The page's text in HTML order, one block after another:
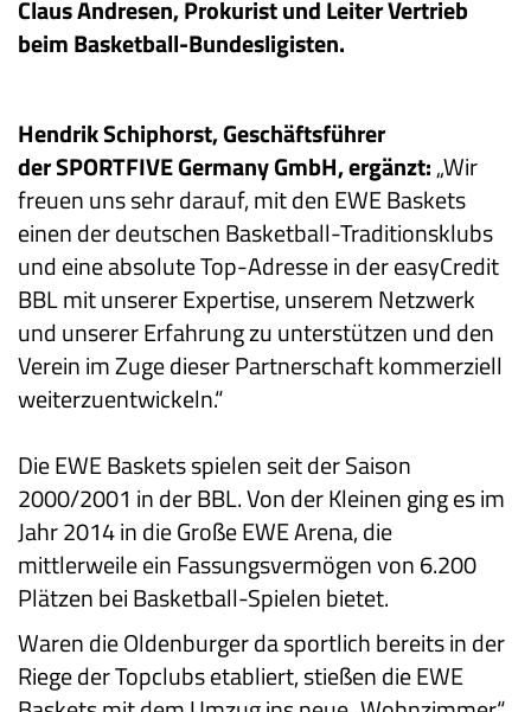
Claus Andresen, Prokurist und Leiter Vertrieb
beim Basketball-Bundesligisten.
Hendrik Schiphorst, Geschäftsführer
derSPORTFIVE Germany GmbH,ergänzt:„Wir
freuen uns sehr darauf, mit den EWE Baskets
einen der deutschen Basketball-Traditionsklubs
und eine absolute Top-Adresse in der easyCredit
BBL mit unserer Expertise, unserem Netzwerk
und unserer Erfahrung zu unterstützen und den
Verein im Zuge dieser Partnerschaft kommerziell
weiterzuentwickeln.“
Die EWE Baskets spielen seit der Saison
2000/2001 in der BBL. Von der Kleinen ging es im
Jahr 2014 in die Große EWE Arena, die
mittlerweile ein Fassungsvermögen von 6.200
Plätzen bei Basketball-Spielen bietet.
Waren die Oldenburger da sportlich bereits in der
Riege der Topclubs etabliert, stießen die EWE